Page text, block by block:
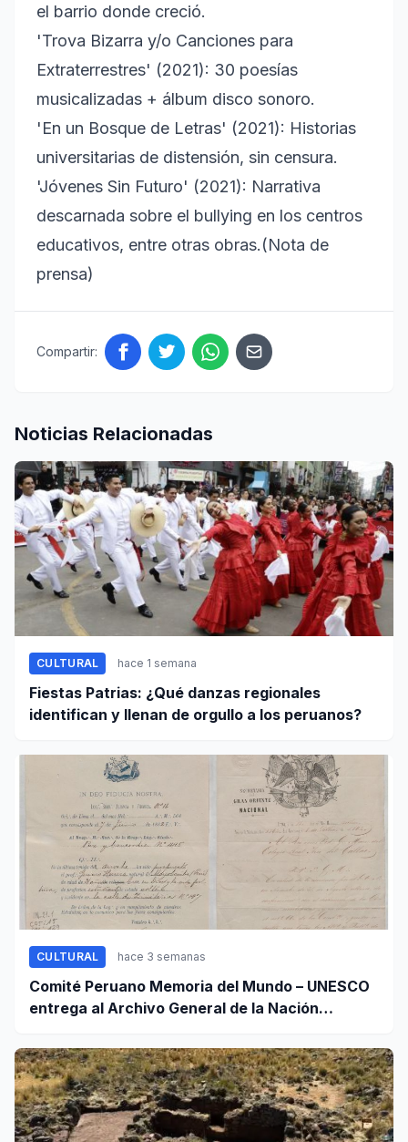
el barrio donde creció.
'Trova Bizarra y/o Canciones para
Extraterrestres' (2021): 30 poesías
musicalizadas + álbum disco sonoro.
'En un Bosque de Letras' (2021): Historias
universitarias de distensión, sin censura.
'Jóvenes Sin Futuro' (2021): Narrativa
descarnada sobre el bullying en los centros
educativos, entre otras obras.(Nota de
prensa)
Compartir:
Noticias Relacionadas
CULTURAL hace 1 semana
Fiestas Patrias: ¿Qué danzas regionales
identifican y llenan de orgullo a los peruanos?
CULTURAL hace 3 semanas
Comité Peruano Memoria del Mundo – UNESCO
entrega al Archivo General de la Nación
documentales